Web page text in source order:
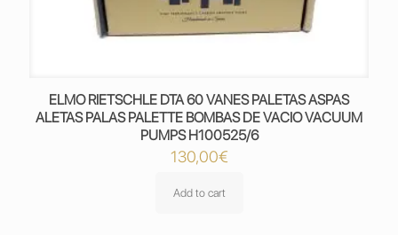
ELMO RIETSCHLE DTA 60 VANES PALETAS ASPAS
ALETAS PALAS PALETTE BOMBAS DE VACIO VACUUM
PUMPS H100525/6
130,00€
Add to cart